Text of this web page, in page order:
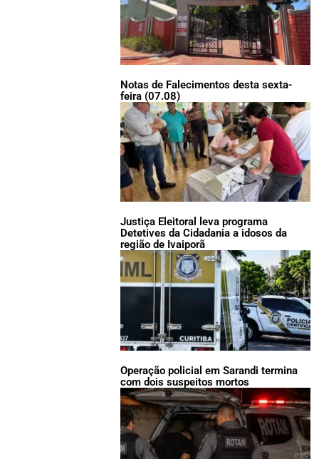
Notas de Falecimentos desta sexta-
feira (07.08)
Justiça Eleitoral leva programa
Detetives da Cidadania a idosos da
região de Ivaiporã
Operação policial em Sarandi termina
com dois suspeitos mortos